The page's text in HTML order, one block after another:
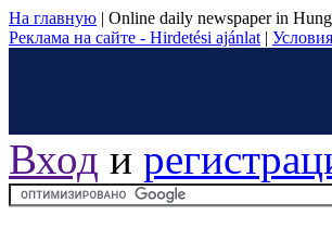
На главную | Online daily newspaper in
Реклама на сайте - Hirdetési ajánlat |
Вход и